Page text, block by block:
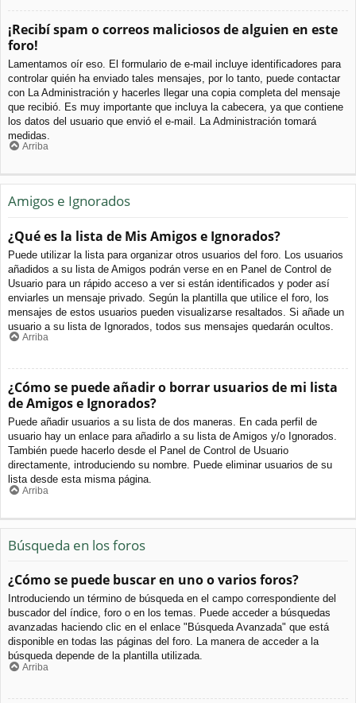
¡Recibí spam o correos maliciosos de alguien en este
foro!
Lamentamos oír eso. El formulario de e-mail incluye identificadores para
controlar quién ha enviado tales mensajes, por lo tanto, puede contactar
con La Administración y hacerles llegar una copia completa del mensaje
que recibió. Es muy importante que incluya la cabecera, ya que contiene
los datos del usuario que envió el e-mail. La Administración tomará
medidas.
Arriba
Amigos e Ignorados
¿Qué es la lista de Mis Amigos e Ignorados?
Puede utilizar la lista para organizar otros usuarios del foro. Los usuarios
añadidos a su lista de Amigos podrán verse en en Panel de Control de
Usuario para un rápido acceso a ver si están identificados y poder así
enviarles un mensaje privado. Según la plantilla que utilice el foro, los
mensajes de estos usuarios pueden visualizarse resaltados. Si añade un
usuario a su lista de Ignorados, todos sus mensajes quedarán ocultos.
Arriba
¿Cómo se puede añadir o borrar usuarios de mi lista
de Amigos e Ignorados?
Puede añadir usuarios a su lista de dos maneras. En cada perfil de
usuario hay un enlace para añadirlo a su lista de Amigos y/o Ignorados.
También puede hacerlo desde el Panel de Control de Usuario
directamente, introduciendo su nombre. Puede eliminar usuarios de su
lista desde esta misma página.
Arriba
Búsqueda en los foros
¿Cómo se puede buscar en uno o varios foros?
Introduciendo un término de búsqueda en el campo correspondiente del
buscador del índice, foro o en los temas. Puede acceder a búsquedas
avanzadas haciendo clic en el enlace "Búsqueda Avanzada" que está
disponible en todas las páginas del foro. La manera de acceder a la
búsqueda depende de la plantilla utilizada.
Arriba